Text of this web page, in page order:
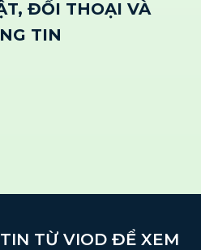
ĐỐI THOẠI VÀ
TIN
TỪ VIOD ĐỂ XEM